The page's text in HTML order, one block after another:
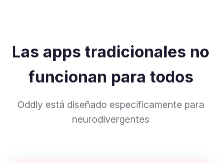
Las apps tradicionales no
funcionan para todos
Oddly está diseñado específicamente para
neurodivergentes